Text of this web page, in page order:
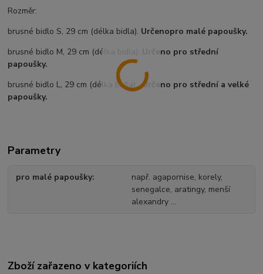
Rozměr:
brusné bidlo S, 29 cm (délka bidla). Určenopro malé papoušky.
brusné bidlo M, 29 cm (délka bidla).
Určeno pro střední
papoušky.
brusné bidlo L, 29 cm (délka bidla).Určeno pro střední a velké
papoušky.
Parametry
pro malé papoušky
např. agapornise, korely,
senegalce, aratingy, menší
alexandry ...
Zboží zařazeno v kategoriích